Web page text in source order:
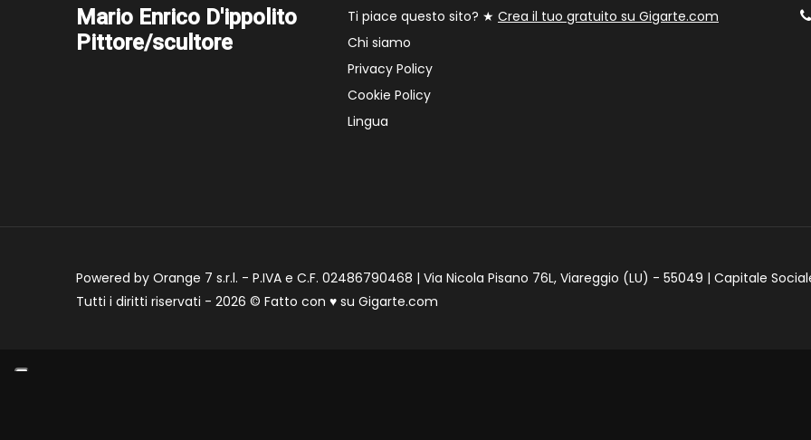
Mario Enrico D'ippolito
Pittore/scultore
Ti piace questo sito? ★ Crea il tuo gratuito su Gigarte.com
Chi siamo
Privacy Policy
Cookie Policy
Lingua
Powered by Orange 7 s.r.l. - P.IVA e C.F. 02486790468 | Via Nicola Pisano 76L, Viareggio (LU) - 55049 | Capitale
Tutti i diritti riservati - 2026 © Fatto con ♥ su Gigarte.com